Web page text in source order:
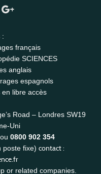
:
français
SCIENCES
anglais
espagnols
libre accès
Road – Londres SW19
Uni
ou 0800 902 354
poste fixe) contact :
or related companies.